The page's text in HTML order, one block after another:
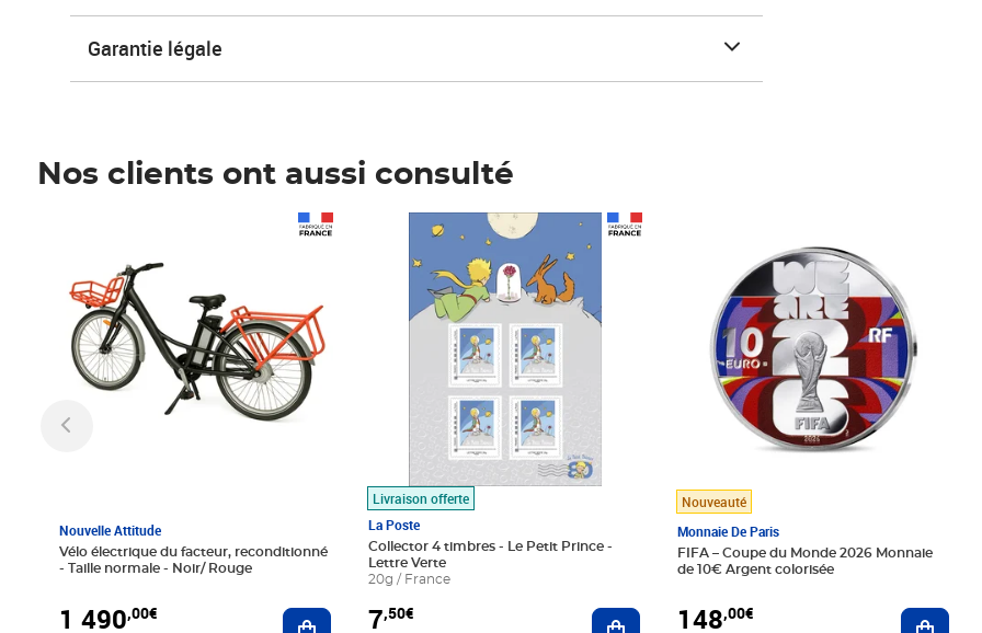
Garantie légale
Nos clients ont aussi consulté
Nouvelle Attitude
Vélo électrique du facteur, reconditionné
- Taille normale - Noir/ Rouge
1 490,00€ Ajouter au panier
Livraison offerte
La Poste
Collector 4 timbres - Le Petit Prince -
Lettre Verte
20g / France
7,50€
Prix 7,50€
Ajouter au panier
Nouveauté
Monnaie De Paris
FIFA – Coupe du Monde 2026 Monnaie
de 10€ Argent colorisée
148,00€